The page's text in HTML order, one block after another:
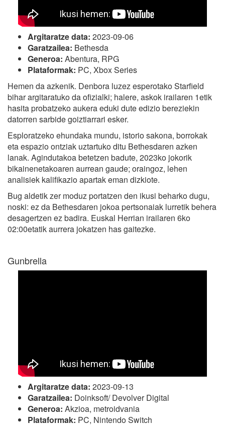
Argitaratze data: 2023-09-06
Garatzailea: Bethesda
Generoa: Abentura, RPG
Plataformak: PC, Xbox Series
Hemen da azkenik. Denbora luzez esperotako Starfield
bihar argitaratuko da ofizialki; halere, askok irailaren 1etik
hasita probatzeko aukera eduki dute edizio bereziekin
datorren sarbide goiztiarrari esker.
Esploratzeko ehundaka mundu, istorio sakona, borrokak
eta espazio ontziak uztartuko ditu Bethesdaren azken
lanak. Agindutakoa betetzen badute, 2023ko jokorik
bikainenetakoaren aurrean gaude; oraingoz, lehen
analisiek kalifikazio apartak eman dizkiote.
Bug aldetik zer moduz portatzen den ikusi beharko dugu,
noski: ez da Bethesdaren jokoa pertsonaiak lurretik behera
desagertzen ez badira. Euskal Herrian irailaren 6ko
02:00etatik aurrera jokatzen has gaitezke.
Gunbrella
Argitaratze data: 2023-09-13
Garatzailea: Doinksoft/ Devolver Digital
Generoa: Akzioa, metroidvania
Plataformak: PC, Nintendo Switch